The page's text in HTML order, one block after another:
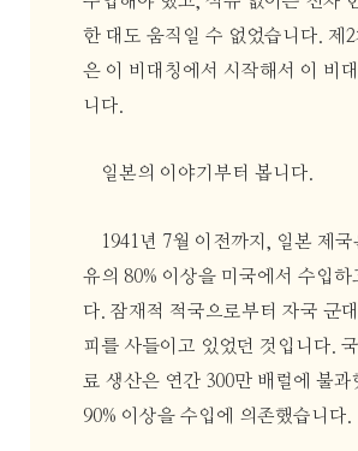
한 대도 움직일 수 없었습니다. 제
은 이 비대칭에서 시작해서 이 비
니다.
일본의 이야기부터 봅니다.
1941년 7월 이전까지, 일본 제
유의 80% 이상을 미국에서 수입하
다. 잠재적 적국으로부터 자국 군
피를 사들이고 있었던 것입니다.
료 생산은 연간 300만 배럴에 불과
90% 이상을 수입에 의존했습니다.